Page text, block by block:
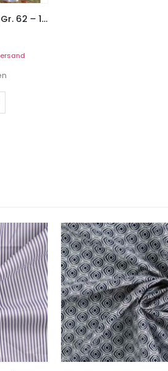
Kleid “PIA” – Schnitt & E-Book, Gr. 62 – 104